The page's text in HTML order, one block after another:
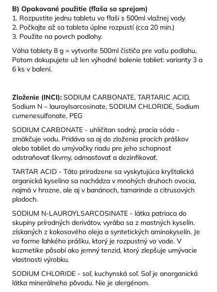
B) Opakované použitie (fľaša so sprejom)
1. Rozpustite jednu tabletu vo fľaši s 500ml vlažnej vody.
2. Počkajte až sa tableta úplne rozpustí (cca 20 min.)
3. Použite na povrch podlahy.
Váha tablety 8 g = vytvoríte 500ml čističa pre vašu podlahu.
Potom dokupujete už len výhodné balenie tabliet: varianty 3 a
6 ks v balení.
Zloženie (INCI): SODIUM CARBONATE, TARTARIC ACID,
Sodium N – lauroylsarcosinate, SODIUM CHLORIDE, Sodium
cumenesulfonate, PEG
SODIUM CARBONATE - uhličitan sodný, pracia sóda -
zmäkčuje vodu. Pridáva sa aj do zloženia pracích práškov
alebo tabliet do umývačky riadu pre jeho schopnosť
odstraňovať škvrny, odmasťovať a dezinfikovať.
TARTAR ACID - Táto prirodzene sa vyskytujúca kryštalická
organická kyselina sa nachádza v mnohých druhoch ovocia,
najmä v hrozne, ale aj v banánoch, tamarinde a citrusových
plodoch.
SODIUM N-LAUROYLSARCOSINATE - látka patriaca do
skupiny prírodných derivátov, vyrába sa z mastných kyselín.
získaných z kokosového oleja a syntetických aminokyselín. Je
vo forme ľahkého prášku, ktorý je rozpustný vo vode. V
kozmetike pôsobí ako jemný tenzid, ktorý zlepšuje umývacie
vlastnosti výrobku.
SODIUM CHLORIDE - soľ, kuchynská soľ. Soľ je anorganická
látka minerálneho pôvodu. Nie je alergénom.